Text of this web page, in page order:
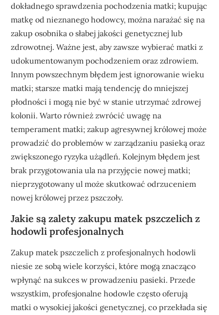
dokładnego sprawdzenia pochodzenia matki; kupując
matkę od nieznanego hodowcy, można narażać się na
zakup osobnika o słabej jakości genetycznej lub
zdrowotnej. Ważne jest, aby zawsze wybierać matki z
udokumentowanym pochodzeniem oraz zdrowiem.
Innym powszechnym błędem jest ignorowanie wieku
matki; starsze matki mają tendencję do mniejszej
płodności i mogą nie być w stanie utrzymać zdrowej
kolonii. Warto również zwrócić uwagę na
temperament matki; zakup agresywnej królowej może
prowadzić do problemów w zarządzaniu pasieką oraz
zwiększonego ryzyka użądleń. Kolejnym błędem jest
brak przygotowania ula na przyjęcie nowej matki;
nieprzygotowany ul może skutkować odrzuceniem
nowej królowej przez pszczoły.
Jakie są zalety zakupu matek pszczelich z
hodowli profesjonalnych
Zakup matek pszczelich z profesjonalnych hodowli
niesie ze sobą wiele korzyści, które mogą znacząco
wpłynąć na sukces w prowadzeniu pasieki. Przede
wszystkim, profesjonalne hodowle często oferują
matki o wysokiej jakości genetycznej, co przekłada się